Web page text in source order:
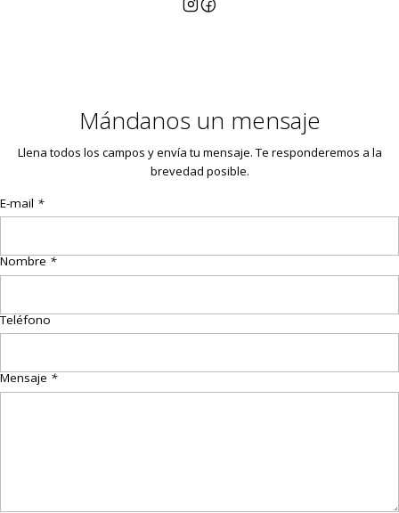
Mándanos un mensaje
Llena todos los campos y envía tu mensaje. Te responderemos a la
brevedad posible.
E-mail *
Nombre *
Teléfono
Mensaje*